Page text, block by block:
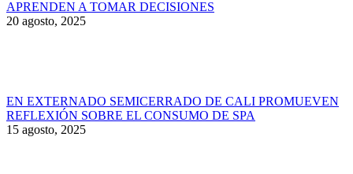
APRENDEN A TOMAR DECISIONES
20 agosto, 2025
EN EXTERNADO SEMICERRADO DE CALI PROMUEVEN
REFLEXIÓN SOBRE EL CONSUMO DE SPA
15 agosto, 2025